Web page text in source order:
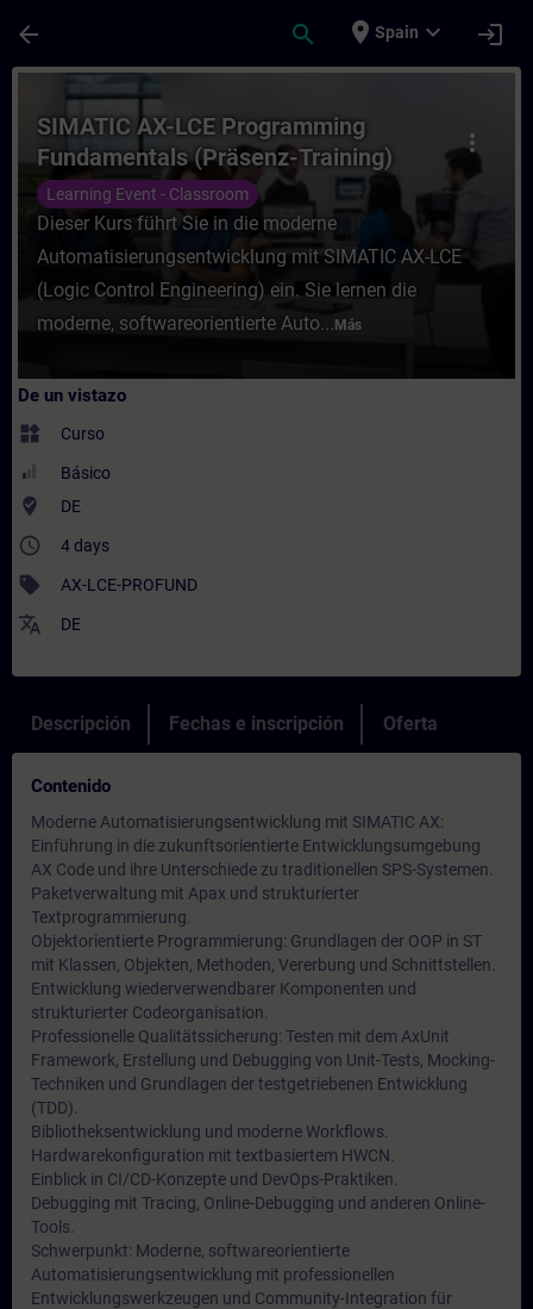
arrow_back search place Spain expand_more login
Curso - SIMATIC AX-LCE Programming
more_vert
SIMATIC AX-LCE Programming
Fundamentals (Präsenz-Training)
Learning Event - Classroom
Dieser Kurs führt Sie in die moderne
Automatisierungsentwicklung mit SIMATIC AX-LCE
(Logic Control Engineering) ein. Sie lernen die
moderne, softwareorientierte Auto... Más
De un vistazo
widgets Curso
Básico
where_to_vote DE
access_time 4 days
sell AX-LCE-PROFUND
translate DE
Descripción Fechas e inscripción Oferta
Contenido
Moderne Automatisierungsentwicklung mit SIMATIC AX:
Einführung in die zukunftsorientierte Entwicklungsumgebung
AX Code und ihre Unterschiede zu traditionellen SPS-Systemen.
Paketverwaltung mit Apax und strukturierter
Textprogrammierung.
Objektorientierte Programmierung: Grundlagen der OOP in ST
mit Klassen, Objekten, Methoden, Vererbung und Schnittstellen.
Entwicklung wiederverwendbarer Komponenten und
strukturierter Codeorganisation.
Professionelle Qualitätssicherung: Testen mit dem AxUnit
Framework, Erstellung und Debugging von Unit-Tests, Mocking-
Techniken und Grundlagen der testgetriebenen Entwicklung
(TDD).
Bibliotheksentwicklung und moderne Workflows.
Hardwarekonfiguration mit textbasiertem HWCN.
Einblick in CI/CD-Konzepte und DevOps-Praktiken.
Debugging mit Tracing, Online-Debugging und anderen Online-
Tools.
Schwerpunkt: Moderne, softwareorientierte
Automatisierungsentwicklung mit professionellen
Entwicklungswerkzeugen und Community-Integration für